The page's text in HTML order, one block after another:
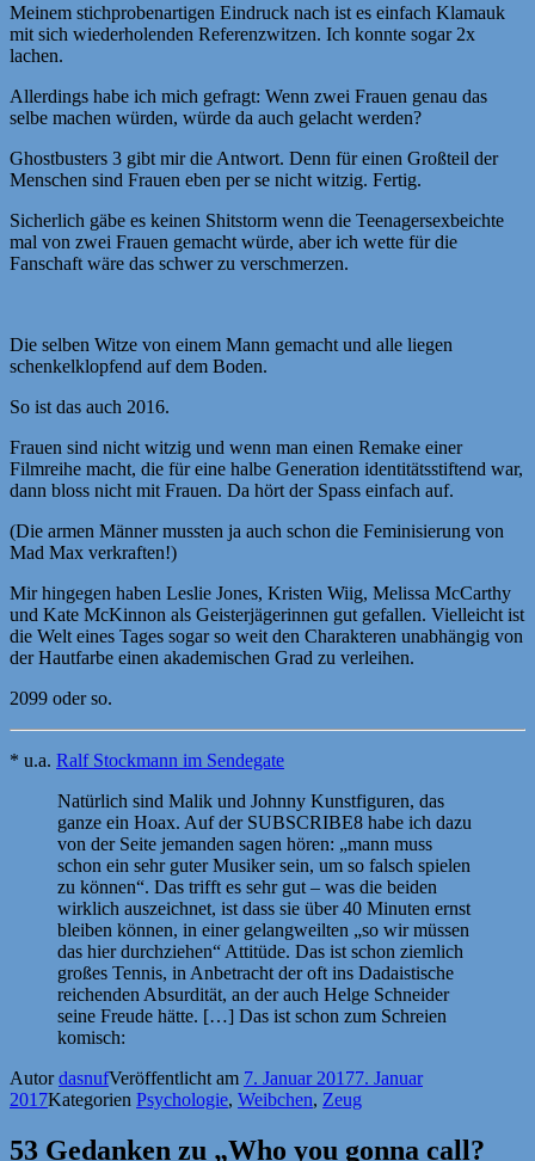
Meinem stichprobenartigen Eindruck nach ist es einfach Klamauk
mit sich wiederholenden Referenzwitzen. Ich konnte sogar 2x
lachen.
Allerdings habe ich mich gefragt: Wenn zwei Frauen genau das
selbe machen würden, würde da auch gelacht werden?
Ghostbusters 3 gibt mir die Antwort. Denn für einen Großteil der
Menschen sind Frauen eben per se nicht witzig. Fertig.
Sicherlich gäbe es keinen Shitstorm wenn die Teenagersexbeichte
mal von zwei Frauen gemacht würde, aber ich wette für die
Fanschaft wäre das schwer zu verschmerzen.
Die selben Witze von einem Mann gemacht und alle liegen
schenkelklopfend auf dem Boden.
So ist das auch 2016.
Frauen sind nicht witzig und wenn man einen Remake einer
Filmreihe macht, die für eine halbe Generation identitätsstiftend war,
dann bloss nicht mit Frauen. Da hört der Spass einfach auf.
(Die armen Männer mussten ja auch schon die Feminisierung von
Mad Max verkraften!)
Mir hingegen haben Leslie Jones, Kristen Wiig, Melissa McCarthy
und Kate McKinnon als Geisterjägerinnen gut gefallen. Vielleicht ist
die Welt eines Tages sogar so weit den Charakteren unabhängig von
der Hautfarbe einen akademischen Grad zu verleihen.
2099 oder so.
* u.a. Ralf Stockmann im Sendegate
Natürlich sind Malik und Johnny Kunstfiguren, das
ganze ein Hoax. Auf der SUBSCRIBE8 habe ich dazu
von der Seite jemanden sagen hören: „mann muss
schon ein sehr guter Musiker sein, um so falsch spielen
zu können“. Das trifft es sehr gut – was die beiden
wirklich auszeichnet, ist dass sie über 40 Minuten ernst
bleiben können, in einer gelangweilten „so wir müssen
das hier durchziehen“ Attitüde. Das ist schon ziemlich
großes Tennis, in Anbetracht der oft ins Dadaistische
reichenden Absurdität, an der auch Helge Schneider
seine Freude hätte. […] Das ist schon zum Schreien
komisch:
AutordasnufVeröffentlicht am 7. Januar 20177. Januar
2017Kategorien Psychologie, Weibchen, Zeug
53 Gedanken zu „Who you gonna call?